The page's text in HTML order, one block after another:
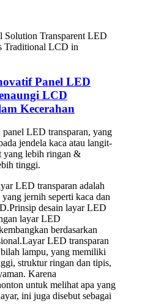
Panel LED
LCD
Kecerahan
LED transparan, yang
jendela kaca atau langit-
yang lebih ringan &
tinggi.
LED transparan adalah
jernih seperti kaca dan
desain layar LED
layar LED
berdasarkan
LED transparan
lampu, yang memiliki
struktur ringan dan tipis,
Karena
untuk melihat apa yang
ini juga disebut sebagai